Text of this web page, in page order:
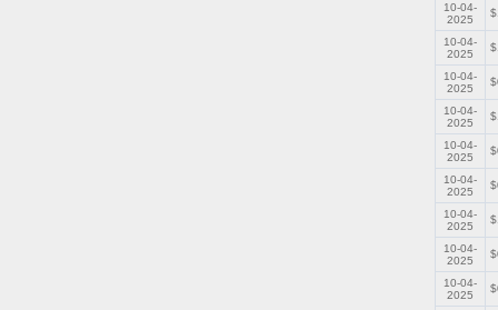
10-04-
2025
10-04-
2025
10-04-
2025
10-04-
2025
10-04-
2025
10-04-
2025
10-04-
2025
10-04-
2025
10-04-
2025